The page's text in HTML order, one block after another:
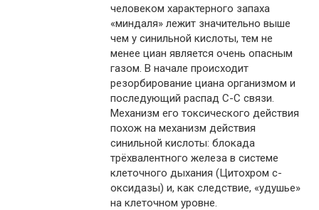
человеком характерного запаха
«миндаля» лежит значительно выше
чем у синильной кислоты, тем не
менее циан является очень опасным
газом. В начале происходит
резорбирование циана организмом и
последующий распад С-С связи.
Механизм его токсического действия
похож на механизм действия
синильной кислоты: блокада
трёхвалентного железа в системе
клеточного дыхания (Цитохром с-
оксидазы) и, как следствие, «удушье»
на клеточном уровне.